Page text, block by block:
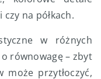
na półkach.
w różnych
równowagę – zbyt
może przytłoczyć,